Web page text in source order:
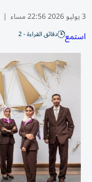
3 يوليو 2026 22:56 مساء |
استمع دقائق القراءة - 2